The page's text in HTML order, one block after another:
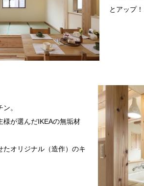
とアップ！
。
様が選んだIKEAの無垢材
たオリジナル（造作）のキ